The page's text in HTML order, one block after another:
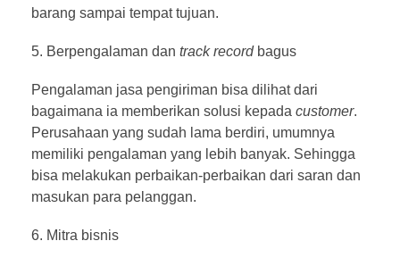
barang sampai tempat tujuan.
Berpengalaman dan track recordbagus
Pengalaman jasa pengiriman bisa dilihat dari
bagaimana ia memberikan solusi kepada customer.
Perusahaan yang sudah lama berdiri, umumnya
memiliki pengalaman yang lebih banyak. Sehingga
bisa melakukan perbaikan-perbaikan dari saran dan
masukan para pelanggan.
Mitra bisnis